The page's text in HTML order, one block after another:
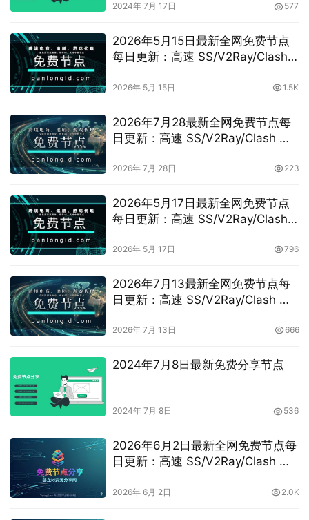
2024年 7月 17日 577
2026年5月15日最新全网免费节点
每日更新：高速 SS/V2Ray/Clash
vless/shadowrocket/vmess节点
2026年 5月 15日 1.5K
2026年7月28最新全网免费节点每
日更新：高速 SS/V2Ray/Clash 订
vless/shadowrocket/trojan/vmess
2026年 7月 28日 223
2026年5月17日最新全网免费节点
每日更新：高速 SS/V2Ray/Clash
vless/shadowrocket/vmess节点
2026年 5月 17日 796
2026年7月13最新全网免费节点每
日更新：高速 SS/V2Ray/Clash 订
vless/shadowrocket/trojan/vmess
2026年 7月 13日 666
2024年7月8日最新免费分享节点
2024年 7月 8日 536
2026年6月2日最新全网免费节点每
日更新：高速 SS/V2Ray/Clash 订
vless/shadowrocket/trojan/vmess
2026年 6月 2日 2.0K